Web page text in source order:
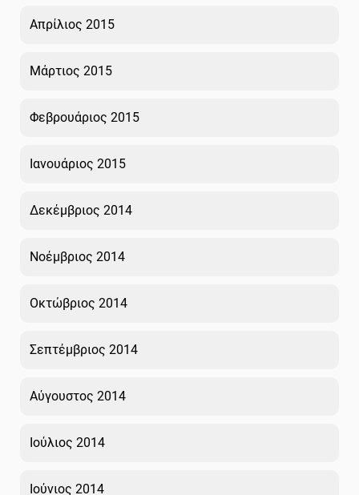
Απρίλιος 2015
Μάρτιος 2015
Φεβρουάριος 2015
Ιανουάριος 2015
Δεκέμβριος 2014
Νοέμβριος 2014
Οκτώβριος 2014
Σεπτέμβριος 2014
Αύγουστος 2014
Ιούλιος 2014
Ιούνιος 2014